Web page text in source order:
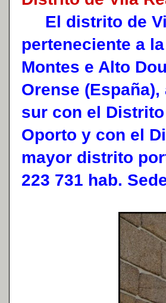
El distrito de
perteneciente a
Montes e Alto
Orense
sur con el
Oporto y con el
mayor distrito
223 731 hab.